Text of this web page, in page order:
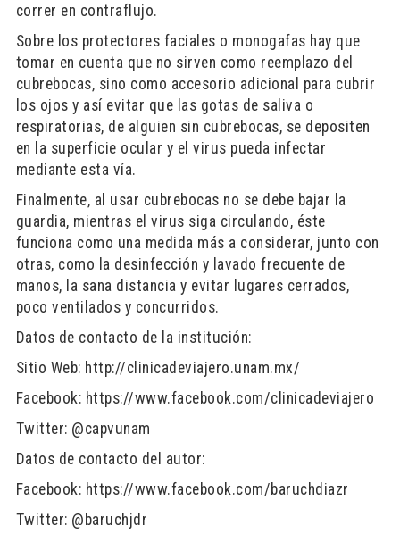
correr en contraflujo.
Sobre los protectores faciales o monogafas hay que
tomar en cuenta que no sirven como reemplazo del
cubrebocas, sino como accesorio adicional para cubrir
los ojos y así evitar que las gotas de saliva o
respiratorias, de alguien sin cubrebocas, se depositen
en la superficie ocular y el virus pueda infectar
mediante esta vía.
Finalmente, al usar cubrebocas no se debe bajar la
guardia, mientras el virus siga circulando, éste
funciona como una medida más a considerar, junto con
otras, como la desinfección y lavado frecuente de
manos, la sana distancia y evitar lugares cerrados,
poco ventilados y concurridos.
Datos de contacto de la institución:
Sitio Web: http://clinicadeviajero.unam.mx/
Facebook: https://www.facebook.com/clinicadeviajero
Twitter: @capvunam
Datos de contacto del autor:
Facebook: https://www.facebook.com/baruchdiazr
Twitter: @baruchjdr